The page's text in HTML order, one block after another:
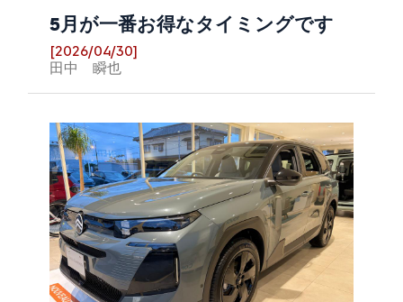
5月が一番お得なタイミングです
[2026/04/30]
田中 瞬也